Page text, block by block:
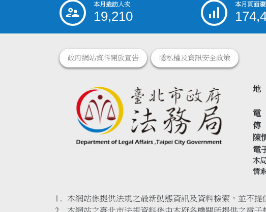
::: 本月造訪人次
19,210
本月頁面
政府網站資料開放宣告 隱私權及資訊安全政策
陳
電
本
情
本網站係提供法規之最新動態資訊及資料檢索，並不
本網站之臺北市法規資料係由本府各機關所提供之電